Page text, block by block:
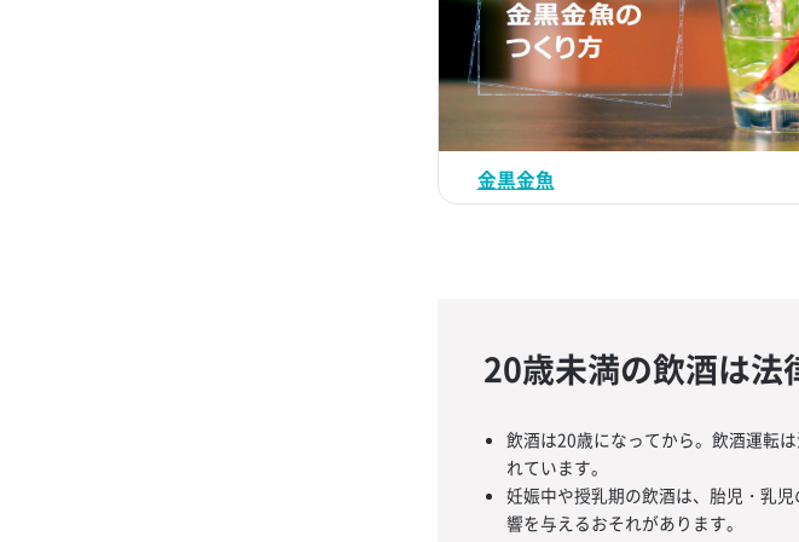
金黒金魚
20歳未満の飲酒は法
飲酒は20歳になってから。飲酒運転
れています。
妊娠中や授乳期の飲酒は、胎児・乳
響を与えるおそれがあります。